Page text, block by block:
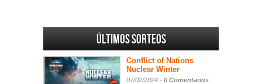
Últimos sorteos
Conflict of Nations
Nuclear Winter
07/02/2024 - 0 Comentarios